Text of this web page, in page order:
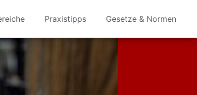
Praxistipps Gesetze & Normen